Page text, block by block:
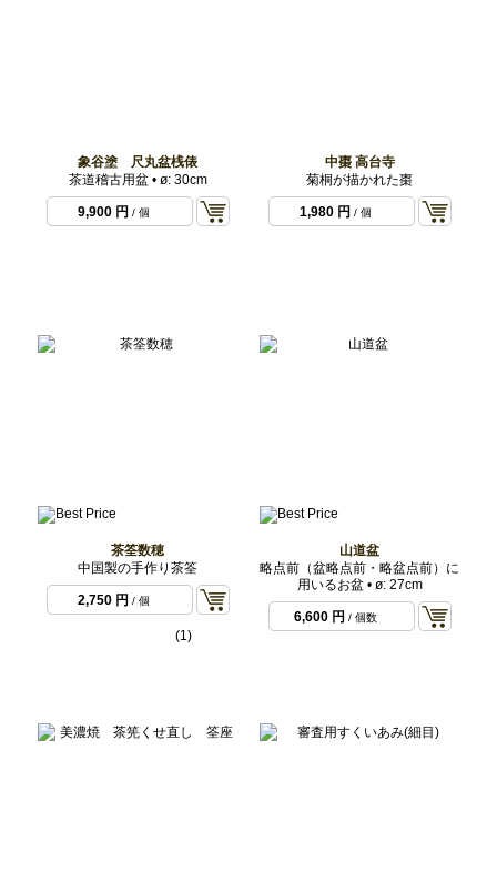
象谷塗 尺丸盆桟俵
茶道稽古用盆 • ø: 30cm
9,900 円 / 個
中棗 高台寺
菊桐が描かれた棗
1,980 円 / 個
茶筌数穂
中国製の手作り茶筌
2,750 円 / 個
(1)
山道盆
略点前（盆略点前・略盆点前）に
用いるお盆 • ø: 27cm
6,600 円 / 個数